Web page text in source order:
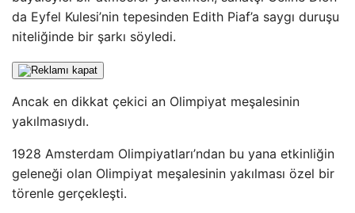
da Eyfel Kulesi’nin tepesinden Edith Piaf’a saygı duruşu
niteliğinde bir şarkı söyledi.
Ancak en dikkat çekici an Olimpiyat meşalesinin
yakılmasıydı.
1928 Amsterdam Olimpiyatları’ndan bu yana etkinliğin
geleneği olan Olimpiyat meşalesinin yakılması özel bir
törenle gerçekleşti.